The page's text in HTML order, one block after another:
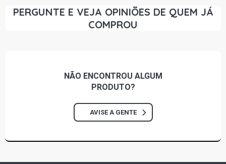
PERGUNTE E VEJA OPINIÕES DE QUEM JÁ
COMPROU
NÃO ENCONTROU ALGUM
PRODUTO?
AVISE A GENTE